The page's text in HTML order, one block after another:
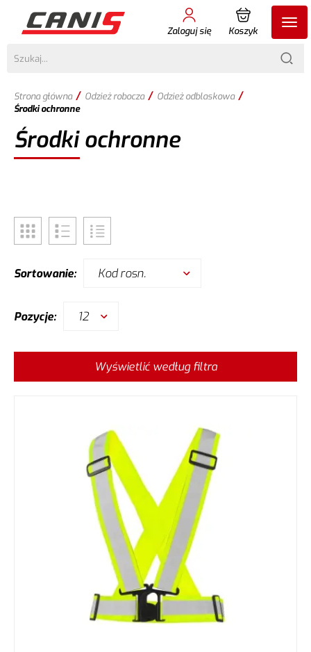
Zaloguj się Koszyk
Strona główna / Odzież robocza / Odzież odblaskowa /
Środki ochronne
Środki ochronne
Sortowanie: Kod rosn.
Pozycje: 12
Wyświetlić według filtra